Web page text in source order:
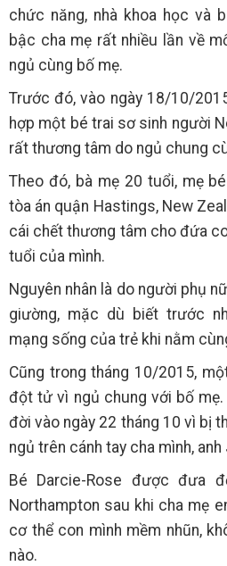
chức năng, nhà khoa học và
bậc cha mẹ rất nhiều lần về
ngủ cùng bố mẹ.
Trước đó, vào ngày 18/10/
hợp một bé trai sơ sinh người
rất thương tâm do ngủ chung
Theo đó, bà mẹ 20 tuổi, mẹ
tòa án quận Hastings, New
cái chết thương tâm cho đứa
tuổi của mình.
Nguyên nhân là do người phụ
giường, mặc dù biết trước
mạng sống của trẻ khi nằm
Cũng trong tháng 10/2015,
đột tử vì ngủ chung với bố mẹ.
đời vào ngày 22 tháng 10 vì bị
ngủ trên cánh tay cha mình,
Bé Darcie-Rose được đưa
Northampton sau khi cha mẹ
cơ thể con mình mềm nhũn,
nào.